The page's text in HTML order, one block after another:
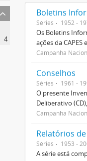
4
Boletins
Séries 1952 -
Os Boletins
ações da
Campanha
Conselhos
Séries 1961 -
O presente
Deliberativo
Campanha
Relatórios
Séries 1953 -
A série está